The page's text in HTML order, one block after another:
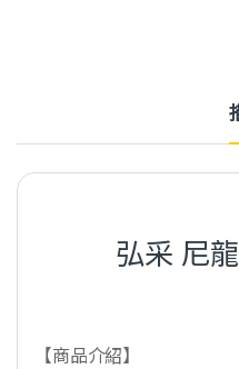
弘采 尼
【商品介紹】